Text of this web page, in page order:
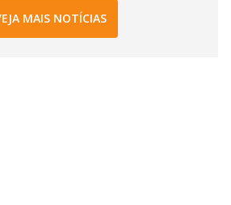
MAIS NOTÍCIAS